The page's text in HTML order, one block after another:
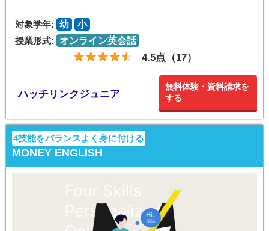
対象学年: 幼
小
授業形式:
オンライン英会話
4.5点（17）
ハッチリンクジュニア
無料体験・資料請求を
する
4技能をバランスよく身に付ける
MONEY ENGLISH